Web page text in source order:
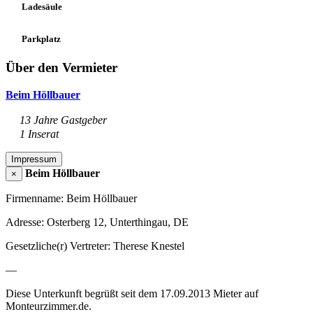
Ladesäule
Parkplatz
Über den Vermieter
Beim Höllbauer
13 Jahre Gastgeber
1 Inserat
Impressum
×
Beim Höllbauer
Firmenname: Beim Höllbauer
Adresse: Osterberg 12, Unterthingau, DE
Gesetzliche(r) Vertreter: Therese Knestel
—
Diese Unterkunft begrüßt seit dem 17.09.2013 Mieter auf
Monteurzimmer.de.